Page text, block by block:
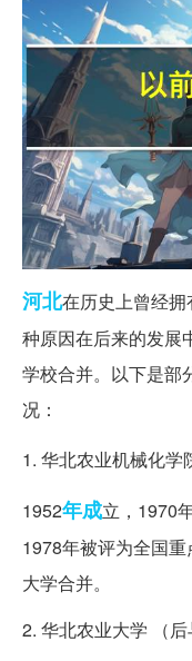
河北在历史上曾经
种原因在后来的发展
学校合并。以下是部
况：
1. 华北农业机械化学
1952年成立，1970
1978年被评为全国
大学合并。
2. 华北农业大学 （后